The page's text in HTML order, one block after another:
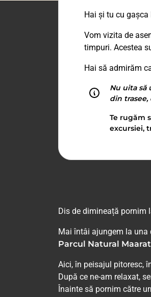
Hai și tu cu
Vom vizita de
timpuri. Acestea
Hai să admirăm
Nu uita să
din
Te rugăm
excursiei,
Dis de dimineață pornim
Mai întâi ajungem la una
Parcul Natural
Aici, în peisajul pitoresc,
După ce ne-am relaxat,
Înainte să pornim către